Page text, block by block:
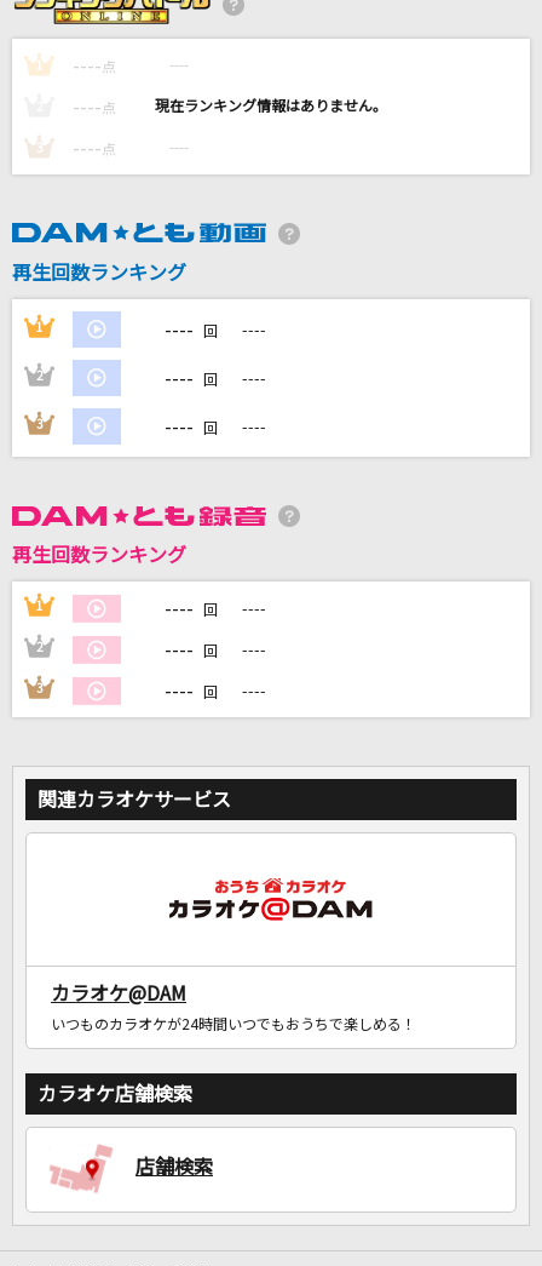
Juice=Juice
[生音]長い夜
松山千春
ギラギラ
ケセラセラ
Mrs. GREEN APPLE
DAMの新曲・ランキングなど
DAMに会員登録・ログインして
カラオケをもっと楽しもう！
1 ---- 点 ----
---- 点 ----
3 ---- 点 ----
再生回数ランキング
1 ---- 回 ----
2 ---- 回 ----
3 ---- 回 ----
再生回数ランキング
1 ---- 回 ----
2 ---- 回 ----
3 ---- 回 ----
関連カラオケサービス
カラオケ@DAM
いつものカラオケが24時間いつでもおうちで楽しめる！
カラオケ店舗検索
店舗検索